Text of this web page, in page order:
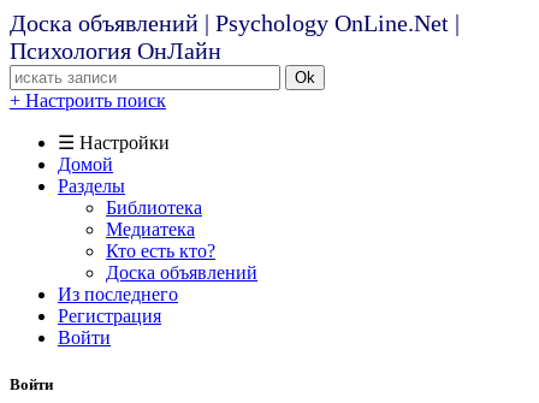
Доска объявлений | Psychology OnLine.Net |
Психология ОнЛайн
Ok
+ Настроить поиск
☰ Настройки
Домой
Разделы
Библиотека
Медиатека
Кто есть кто?
Доска объявлений
Из последнего
Регистрация
Войти
Войти